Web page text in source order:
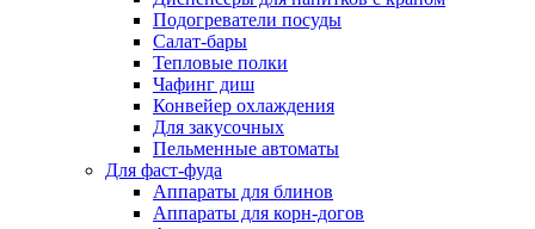
Подогреватели посуды
Салат-бары
Тепловые полки
Чафинг диш
Конвейер охлаждения
Для закусочных
Пельменные автоматы
Для фаст-фуда
Аппараты для блинов
Аппараты для корн-догов